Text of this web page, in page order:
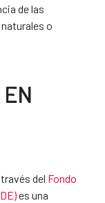
de las
o
del Fondo
es una